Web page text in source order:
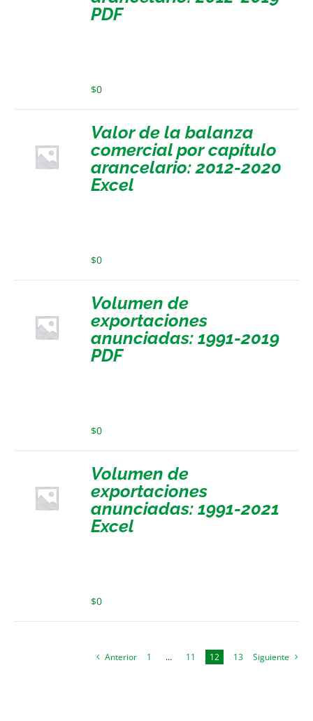
PDF
$0
Valor de la balanza
comercial por capítulo
arancelario: 2012-2020
Excel
$0
Volumen de
exportaciones
anunciadas: 1991-2019
PDF
$0
Volumen de
exportaciones
anunciadas: 1991-2021
Excel
$0
Anterior 1 … 11 12 13 Siguiente